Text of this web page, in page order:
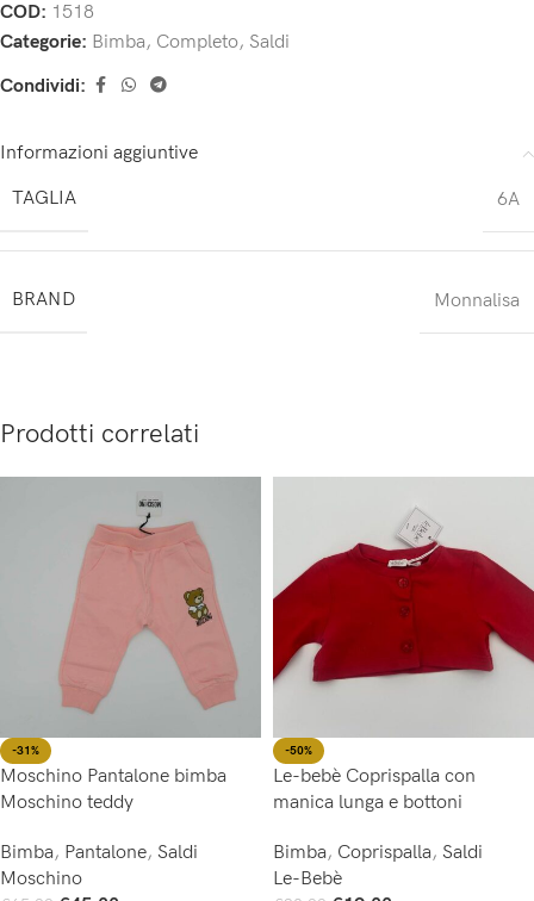
COD: 1518
Categorie: Bimba, Completo, Saldi
Condividi:
Informazioni aggiuntive
TAGLIA
6A
BRAND Monnalisa
Prodotti correlati
-31%
Moschino Pantalone bimba
Moschino teddy
Bimba, Pantalone, Saldi
Moschino
-50%
Le-bebè Coprispalla con
manica lunga e bottoni
Bimba, Coprispalla, Saldi
Le-Bebè